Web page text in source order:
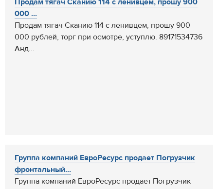
Продам тягач Сканию 114 с ленивцем, прошу 900
000 ...
Продам тягач Сканию 114 с ленивцем, прошу 900
000 рублей, торг при осмотре, уступлю. 89171534736
Анд...
Группа компаний ЕвроРесурс продает Погрузчик
фронтальный...
Группа компаний ЕвроРесурс продает Погрузчик